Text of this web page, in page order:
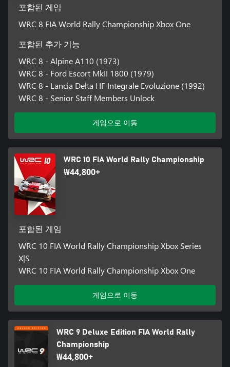
포함된 게임
WRC 8 FIA World Rally Championship Xbox One
포함된 추가 기능
WRC 8 - Alpine A110 (1973)
WRC 8 - Ford Escort MkII 1800 (1979)
WRC 8 - Lancia Delta HF Integrale Evoluzione (1992)
WRC 8 - Senior Staff Members Unlock
게임으로 이동
WRC 10 FIA World Rally Championship
₩44,800+
포함된 게임
WRC 10 FIA World Rally Championship Xbox Series
X|S
WRC 10 FIA World Rally Championship Xbox One
게임으로 이동
WRC 9 Deluxe Edition FIA World Rally
Championship
₩44,800+